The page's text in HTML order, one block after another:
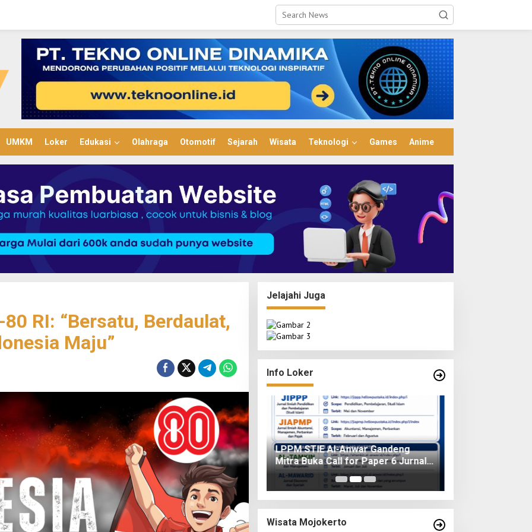
UMKM Loker Edukasi Olahraga Otomotif Sejarah Wisata Teknologi Games Anime
RI: “Bersatu, Berdaulat,
Maju”
Jelajahi Juga
Info Loker
Gali Potensi Kreatif, STIE Al-Anwar
Mojokerto Gelar Kompetisi Video
Profil Kampus Berhadiah Jutaan
Rupiah
LPPM STIE Al-Anwar Gandeng
Mitra Buka Call for Paper 6 Jurnal
Ilmiah Nasional 2026
Info Loker: Kasir
Wisata Mojokerto